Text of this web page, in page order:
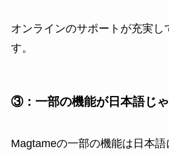
オンラインのサポートが充実し
す。
③：一部の機能が日本語じ
Magtameの一部の機能は日本